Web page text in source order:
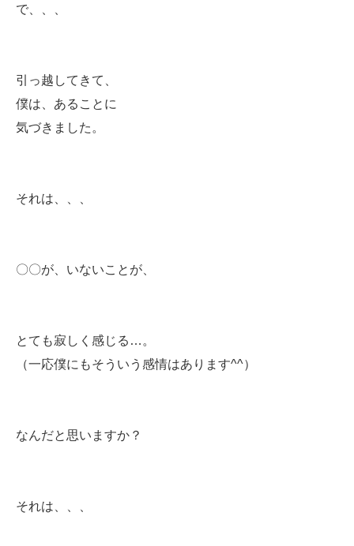
で、、、
引っ越してきて、
僕は、あることに
気づきました。
それは、、、
〇〇が、いないことが、
とても寂しく感じる…。
（一応僕にもそういう感情はあります^^）
なんだと思いますか？
それは、、、